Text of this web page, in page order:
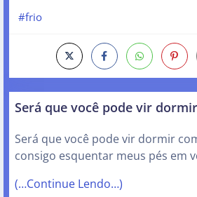
#frio
Será que você pode vir
Será que você pode vir dormir
consigo esquentar meus pés em
(…Continue Lendo…)